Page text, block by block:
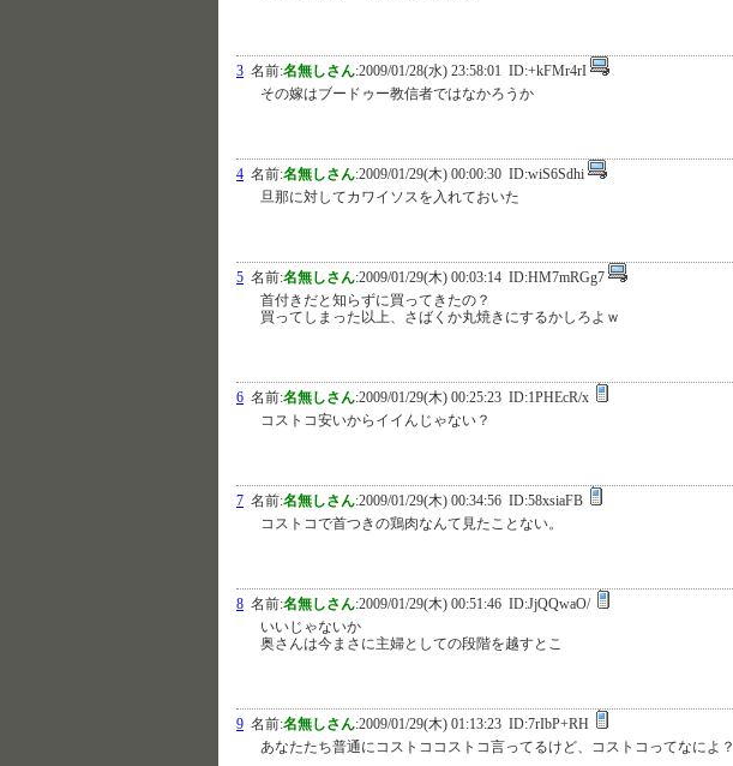
3 名前:名無しさん:2009/01/28(水) 23:58:01 ID:+kFMr4rI
その嫁はブードゥー教信者ではなかろうか
4 名前:名無しさん:2009/01/29(木) 00:00:30 ID:wiS6Sdhi
旦那に対してカワイソスを入れておいた
5 名前:名無しさん:2009/01/29(木) 00:03:14 ID:HM7mRGg7
首付きだと知らずに買ってきたの？
買ってしまった以上、さばくか丸焼きにするかしろよｗ
6 名前:名無しさん:2009/01/29(木) 00:25:23 ID:1PHEcR/x
コストコ安いからイイんじゃない？
7 名前:名無しさん:2009/01/29(木) 00:34:56 ID:58xsiaFB
コストコで首つきの鶏肉なんて見たことない。
8 名前:名無しさん:2009/01/29(木) 00:51:46 ID:JjQQwaO/
いいじゃないか
奥さんは今まさに主婦としての段階を越すとこ
9 名前:名無しさん:2009/01/29(木) 01:13:23 ID:7rIbP+RH
あなたたち普通にコストココストコ言ってるけど、コストコってなによ？